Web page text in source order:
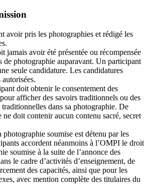
avoir pris les photographies et rédigé les
jamais avoir été présentée ou récompensée
de photographie auparavant. Un participant
seule candidature. Les candidatures
doit obtenir le consentement des
afficher des savoirs traditionnels ou des
dans sa photographie. De
doit contenir aucun contenu sacré, secret
soumise est détenu par les
accordent néanmoins à l’OMPI le droit
soumise à la suite de l’annonce des
le cadre d’activités d’enseignement, de
des capacités, ainsi que pour les
avec mention complète des titulaires du